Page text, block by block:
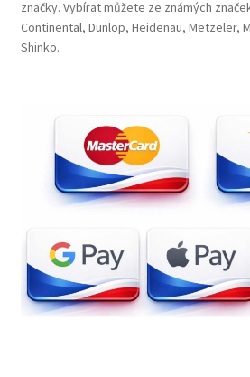
značky. Vybírat můžete ze známých
Continental, Dunlop, Heidenau, Metzeler,
Shinko.